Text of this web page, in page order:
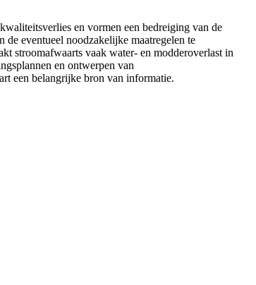
en vormen een bedreiging van de
eventueel noodzakelijke maatregelen te
stroomafwaarts vaak water- en modderoverlast in
en ontwerpen van
een belangrijke bron van informatie.